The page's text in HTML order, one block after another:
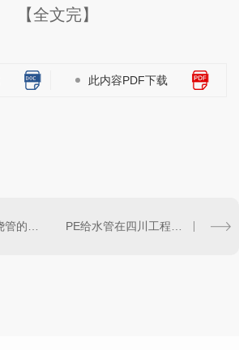
【全文完】
此内容PDF下载